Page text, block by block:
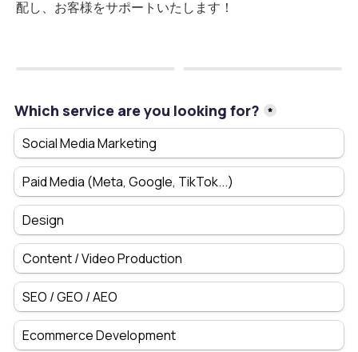
配し、お客様をサポートいたします！